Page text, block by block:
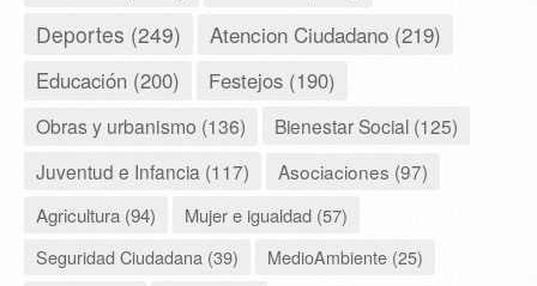
Deportes (249) Atencion Ciudadano (219)
Educación (200) Festejos (190)
Obras y urbanismo (136)
Bienestar Social (125)
Juventud e Infancia (117)
Asociaciones (97)
Agricultura (94)
Mujer e igualdad (57)
Seguridad Ciudadana (39)
MedioAmbiente (25)